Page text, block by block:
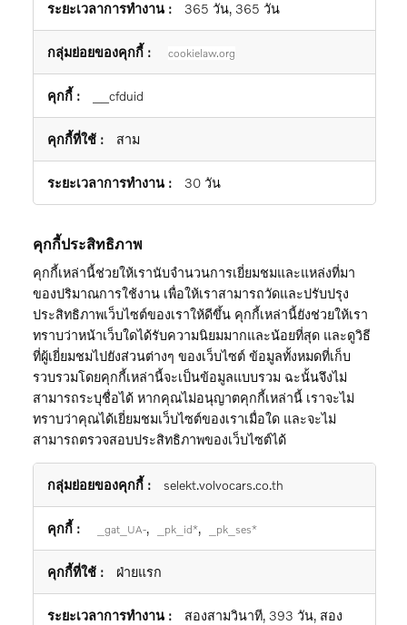
365 วัน, 365 วัน
cookielaw.org
__cfduid
สาม
30 วัน
คุกกี้ประสิทธิภาพ
คุกกี้เหล่านี้ช่วยให้เรานับจำนวนการเยี่ยมชมและแหล่งที่มา
ของปริมาณการใช้งาน เพื่อให้เราสามารถวัดและปรับปรุง
ประสิทธิภาพเว็บไซต์ของเราให้ดีขึ้น คุกกี้เหล่านี้ยังช่วยให้เรา
ทราบว่าหน้าเว็บใดได้รับความนิยมมากและน้อยที่สุด และดูวิธี
ที่ผู้เยี่ยมชมไปยังส่วนต่างๆ ของเว็บไซต์ ข้อมูลทั้งหมดที่เก็บ
รวบรวมโดยคุกกี้เหล่านี้จะเป็นข้อมูลแบบรวม ฉะนั้นจึงไม่
สามารถระบุชื่อได้ หากคุณไม่อนุญาตคุกกี้เหล่านี้ เราจะไม่
ทราบว่าคุณได้เยี่ยมชมเว็บไซต์ของเราเมื่อใด และจะไม่
สามารถตรวจสอบประสิทธิภาพของเว็บไซต์ได้
ประสิทธิภาพ
selekt.volvocars.co.th
_gat_UA-, _pk_id*, _pk_ses*
ฝ่ายแรก
สองสามวินาที, 393 วัน, สอง